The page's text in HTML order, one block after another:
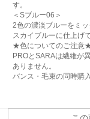
す。
＜Sブルー06＞
2色の濃淡ブルーをミッ
スカイブルーに仕上げ
★色についてのご注意
PROとSARAは繊維が
ありません。
バンス・毛束の同時購